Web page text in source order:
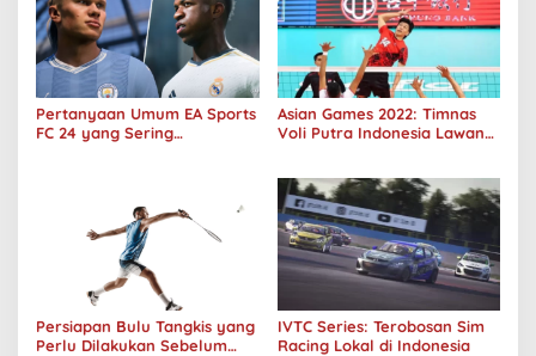
Pertanyaan Umum EA Sports
FC 24 yang Sering
Asian Games 2022: Timnas
Voli Putra Indonesia Lawan
Persiapan Bulu Tangkis yang
Perlu Dilakukan Sebelum
IVTC Series: Terobosan Sim
Racing Lokal di Indonesia